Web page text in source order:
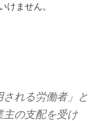
けません。
れる労働者」と
主の支配を受け